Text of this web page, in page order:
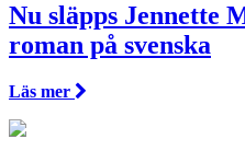
Nu släpps Jennette
roman på svenska
Läs mer